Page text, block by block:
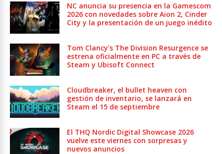
NC anuncia su presencia en la Gamescom
2026 con novedades sobre Aion 2, Cinder
City y la presentación de un juego inédito
Tom Clancy’s The Division Resurgence se
estrena oficialmente en PC a través de
Steam y Ubisoft Connect
Cloudbreaker, el bullet heaven con
gestión de inventario, se lanzará en
Steam el 15 de septiembre
El THQ Nordic Digital Showcase 2026
vuelve este viernes con sorpresas y
nuevos anuncios